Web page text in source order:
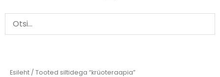
Esileht / Tooted siltidega “krüoteraapia”